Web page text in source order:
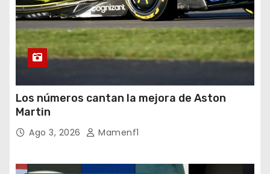
Los números cantan la mejora de Aston
Martin
Ago 3, 2026 Mamenf1